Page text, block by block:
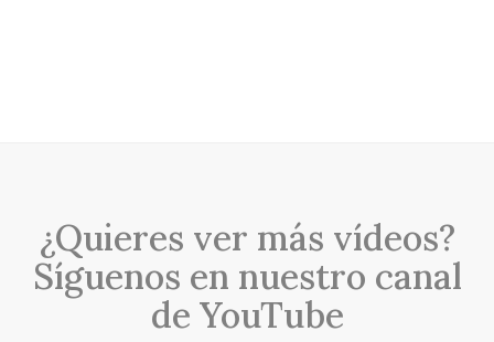
¿Quieres ver más vídeos?
Síguenos en nuestro canal
de YouTube